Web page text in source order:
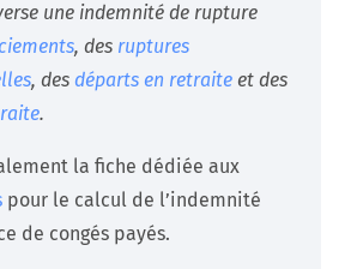
une indemnité de rupture
, des ruptures
, des départs en retraite et des
.
la fiche dédiée aux
pour le calcul de l’indemnité
de congés payés.